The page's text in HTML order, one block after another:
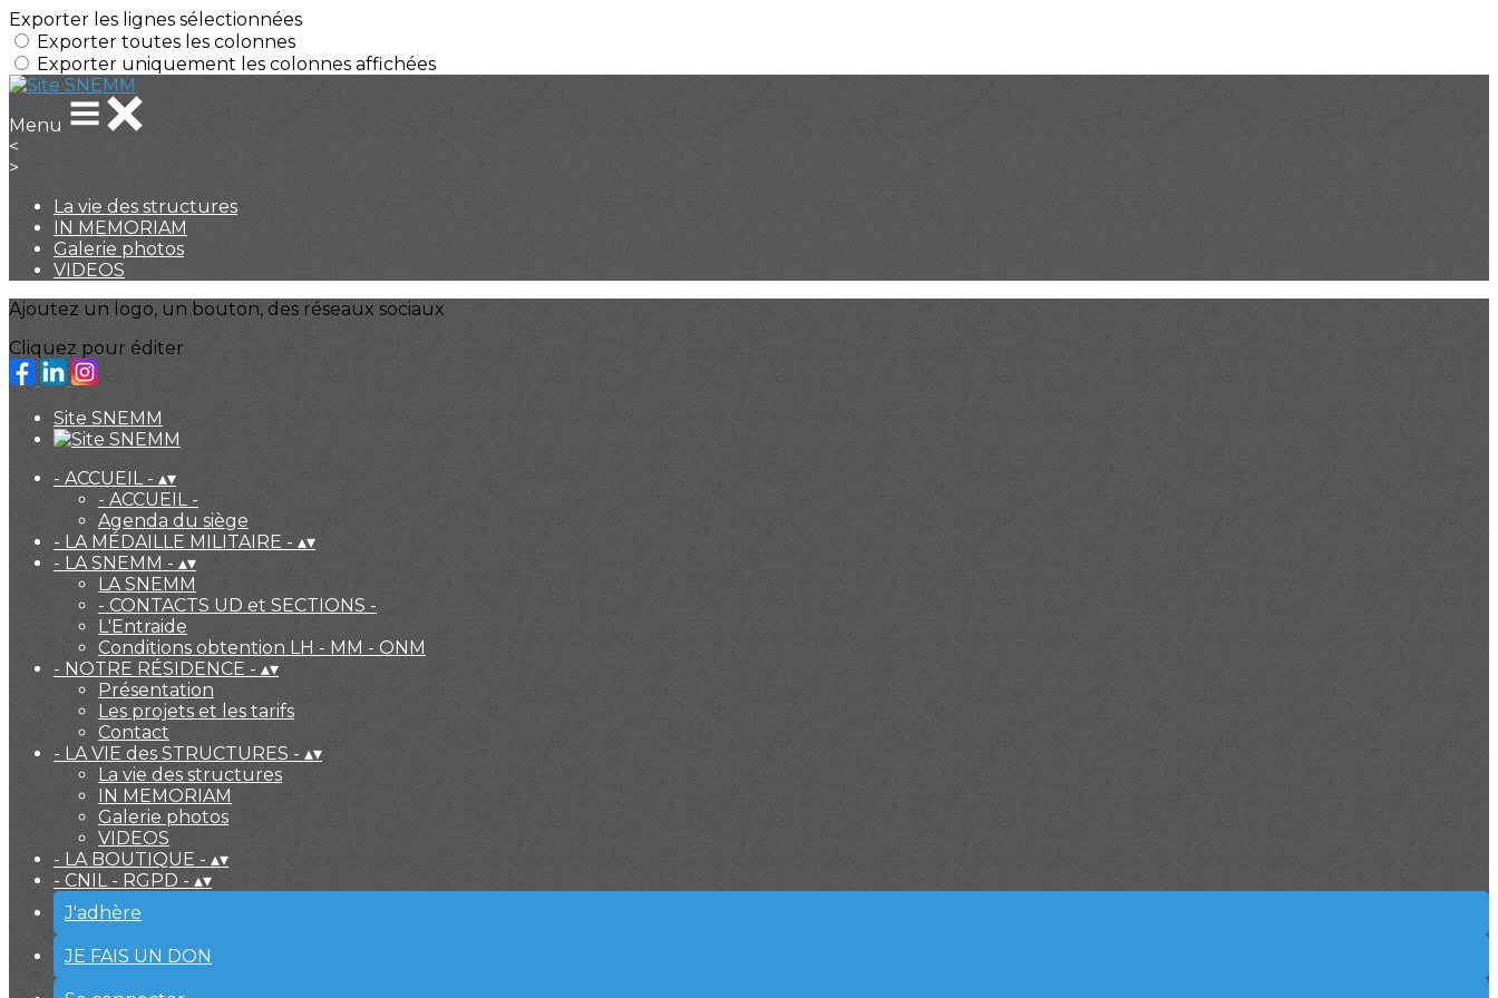
Exporter les lignes sélectionnées
Exporter toutes les colonnes
Exporter uniquement les colonnes affichées
Menu
<
>
La vie des structures
IN MEMORIAM
Galerie photos
VIDEOS
Ajoutez un logo, un bouton, des réseaux sociaux
Cliquez pour éditer
Site SNEMM
- ACCUEIL - ▴▾
- ACCUEIL -
Agenda du siège
- LA MÉDAILLE MILITAIRE - ▴▾
- LA SNEMM - ▴▾
LA SNEMM
- CONTACTS UD et SECTIONS -
L'Entraide
Conditions obtention LH - MM - ONM
- NOTRE RÉSIDENCE - ▴▾
Présentation
Les projets et les tarifs
Contact
- LA VIE des STRUCTURES - ▴▾
La vie des structures
IN MEMORIAM
Galerie photos
VIDEOS
- LA BOUTIQUE - ▴▾
- CNIL - RGPD - ▴▾
J'adhère
JE FAIS UN DON